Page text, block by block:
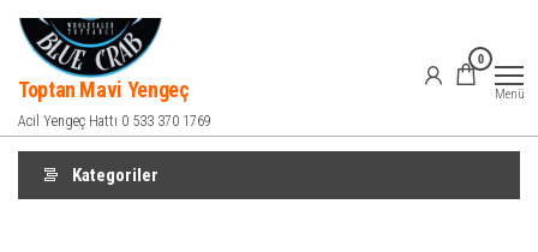
İçeriğe
atla
Toptan Mavi Yengeç
Acil Yengeç Hattı 0 533 370 1769
0
Menü
Kategoriler